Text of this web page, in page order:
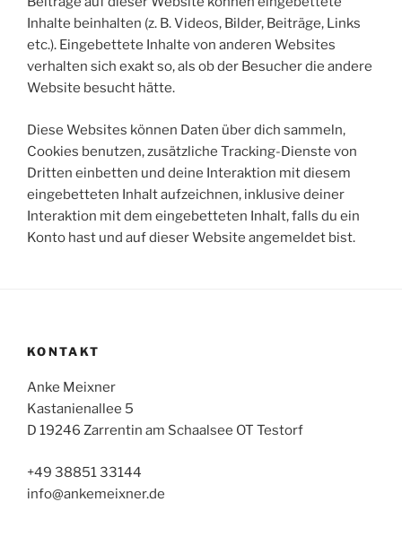
Inhalte beinhalten (z. B. Videos, Bilder, Beiträge, Links
etc.). Eingebettete Inhalte von anderen Websites
verhalten sich exakt so, als ob der Besucher die andere
Website besucht hätte.
Diese Websites können Daten über dich sammeln,
Cookies benutzen, zusätzliche Tracking-Dienste von
Dritten einbetten und deine Interaktion mit diesem
eingebetteten Inhalt aufzeichnen, inklusive deiner
Interaktion mit dem eingebetteten Inhalt, falls du ein
Konto hast und auf dieser Website angemeldet bist.
KONTAKT
Anke Meixner
Kastanienallee 5
D 19246 Zarrentin am Schaalsee OT Testorf
+49 38851 33144
info@ankemeixner.de